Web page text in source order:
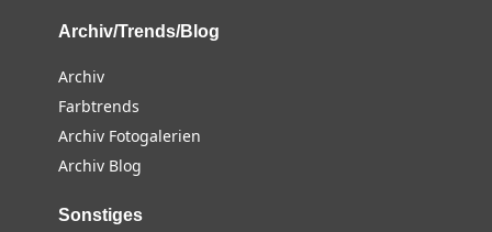
Archiv/Trends/Blog
Archiv
Farbtrends
Archiv Fotogalerien
Archiv Blog
Sonstiges